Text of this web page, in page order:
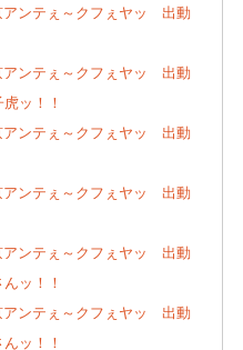
ンテぇ～クフぇヤッ 出動
ンテぇ～クフぇヤッ 出動
ッ！！
ンテぇ～クフぇヤッ 出動
ンテぇ～クフぇヤッ 出動
ンテぇ～クフぇヤッ 出動
ッ！！
ンテぇ～クフぇヤッ 出動
ッ！！